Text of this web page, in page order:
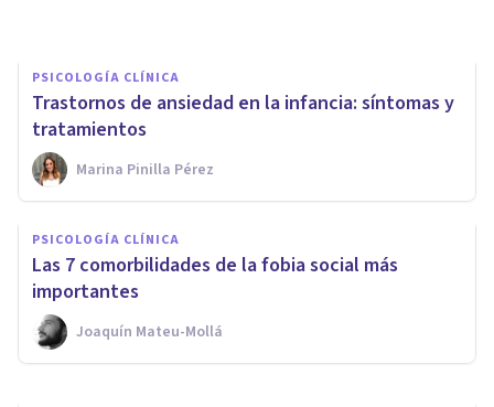
PSICOLOGÍA CLÍNICA
Trastornos de ansiedad en la infancia: síntomas y
tratamientos
Marina Pinilla Pérez
PSICOLOGÍA CLÍNICA
Las 7 comorbilidades de la fobia social más
importantes
Joaquín Mateu-Mollá
PSICOLOGÍA CLÍNICA
Cómo ayudar a una persona
con ansiedad: 7 consejos sobre
qué hacer
Oscar Castillero Mimenza